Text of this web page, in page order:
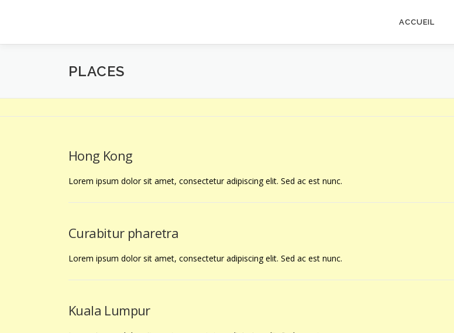
ACCUEIL
PLACES
Hong Kong
Lorem ipsum dolor sit amet, consectetur adipiscing elit. Sed ac est nunc.
Curabitur pharetra
Lorem ipsum dolor sit amet, consectetur adipiscing elit. Sed ac est nunc.
Kuala Lumpur